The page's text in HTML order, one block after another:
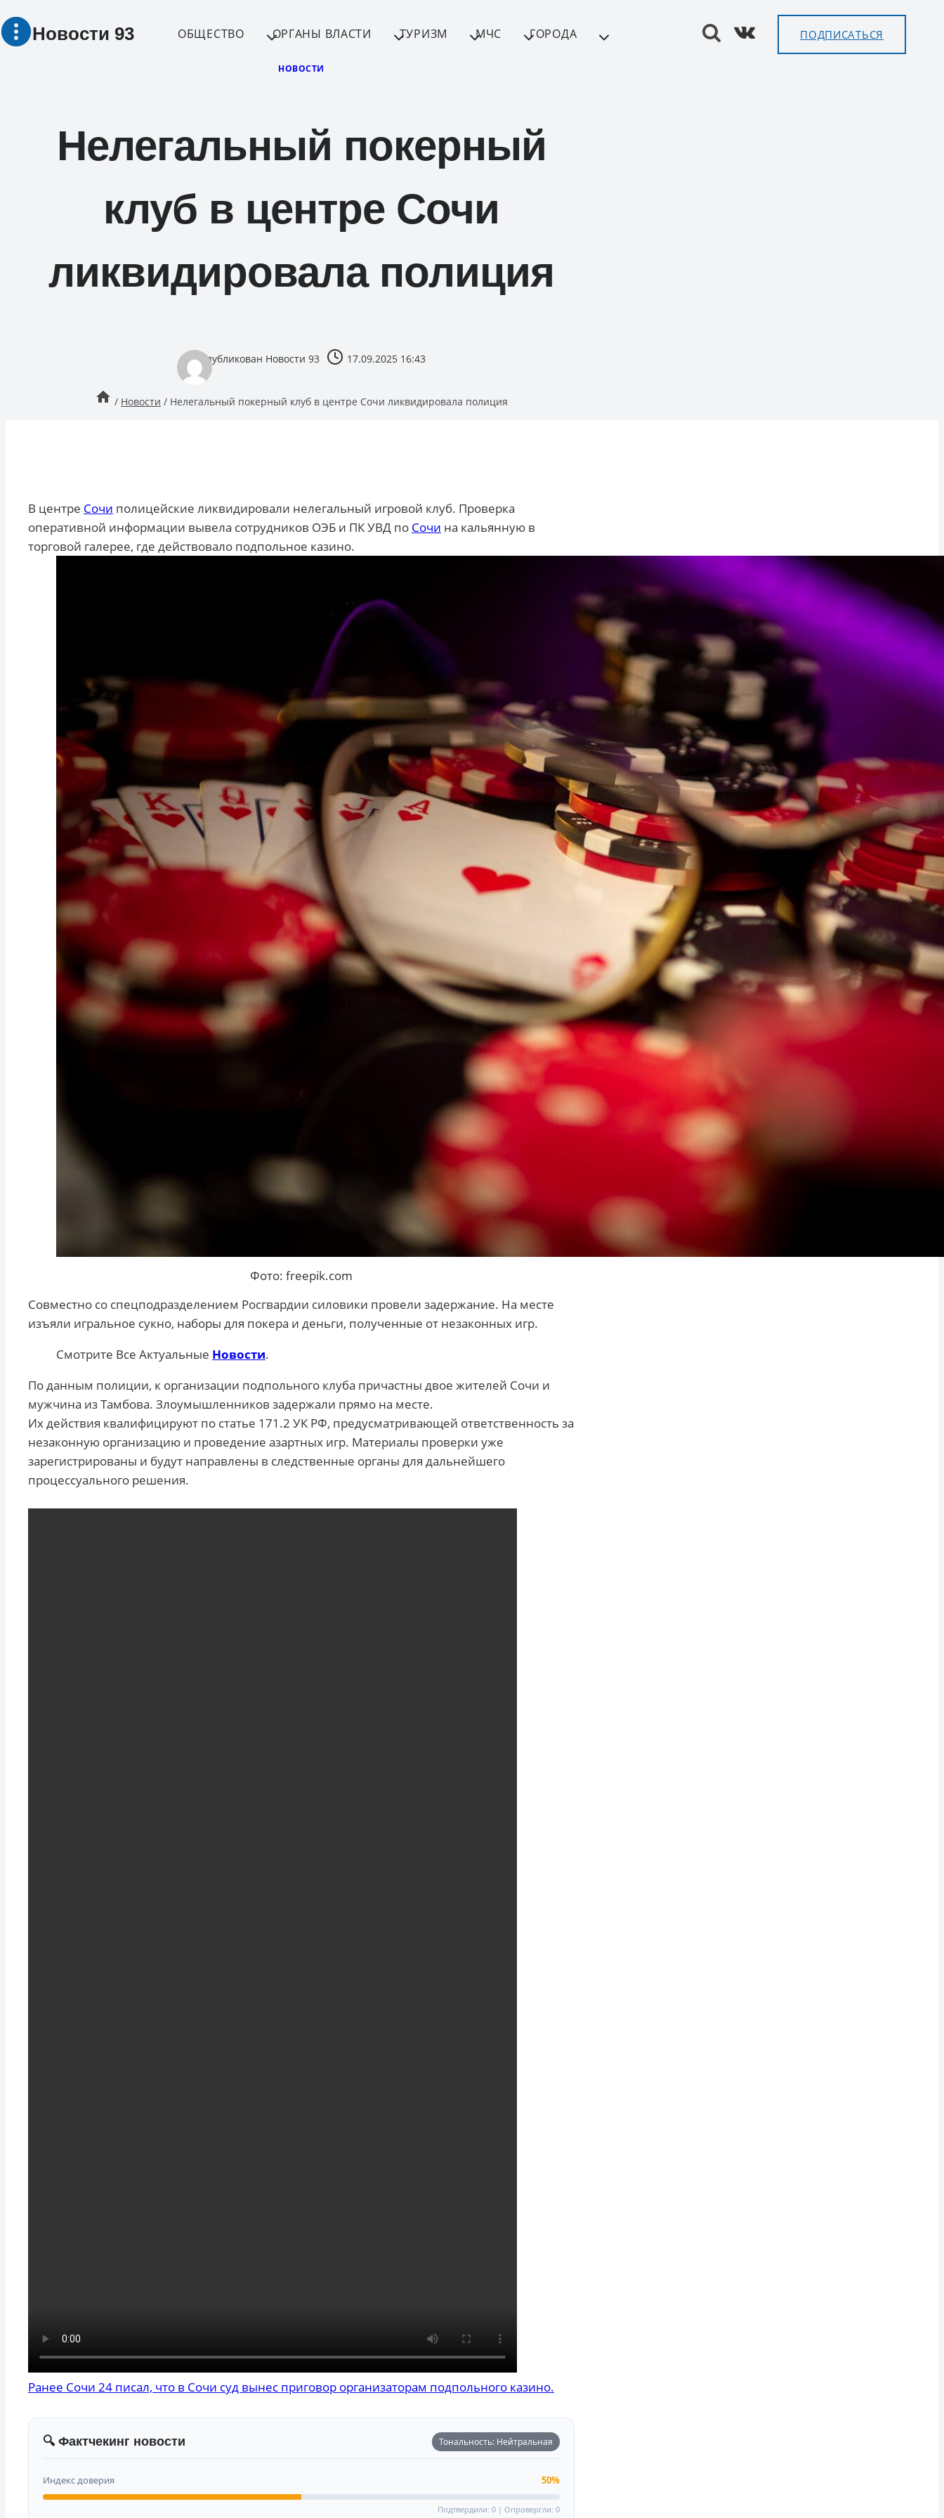
Перейти
Новости 93 ОБЩЕСТВО ОРГАНЫ ВЛАСТИ ТУРИЗМ МЧС ГОРОДА ПОДПИСАТЬСЯ
НОВОСТИ
Нелегальный покерный
клуб в центре Сочи
ликвидировала полиция
опубликован Новости 93 17.09.2025 16:43
/ Новости / Нелегальный покерный клуб в центре Сочи ликвидировала полиция
В центре Сочи полицейские ликвидировали нелегальный игровой клуб. Проверка
оперативной информации вывела сотрудников ОЭБ и ПК УВД по Сочи на кальянную в
торговой галерее, где действовало подпольное казино.
Фото: freepik.com
Совместно со спецподразделением Росгвардии силовики провели задержание. На месте
изъяли игральное сукно, наборы для покера и деньги, полученные от незаконных игр.
Смотрите Все Актуальные Новости.
По данным полиции, к организации подпольного клуба причастны двое жителей Сочи и
мужчина из Тамбова. Злоумышленников задержали прямо на месте.
Их действия квалифицируют по статье 171.2 УК РФ, предусматривающей ответственность за
незаконную организацию и проведение азартных игр. Материалы проверки уже
зарегистрированы и будут направлены в следственные органы для дальнейшего
процессуального решения.
Ранее Сочи 24 писал, что в Сочи суд вынес приговор организаторам подпольного казино.
🔍 Фактчекинг новости Тональность: Нейтральная
Индекс доверия 50%
Подтвердили: 0 | Опровергли: 0